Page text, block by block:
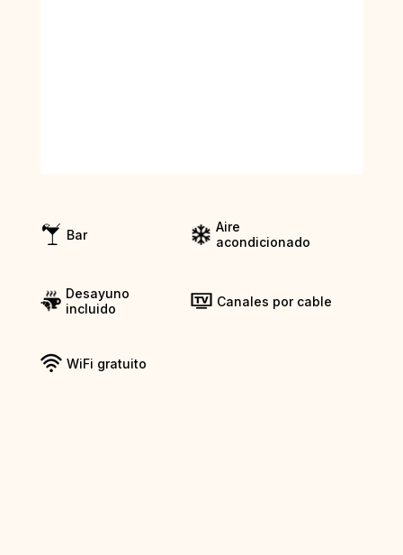
Bar
Aire
acondicionado
Desayuno
incluido
Canales por cable
WiFi gratuito